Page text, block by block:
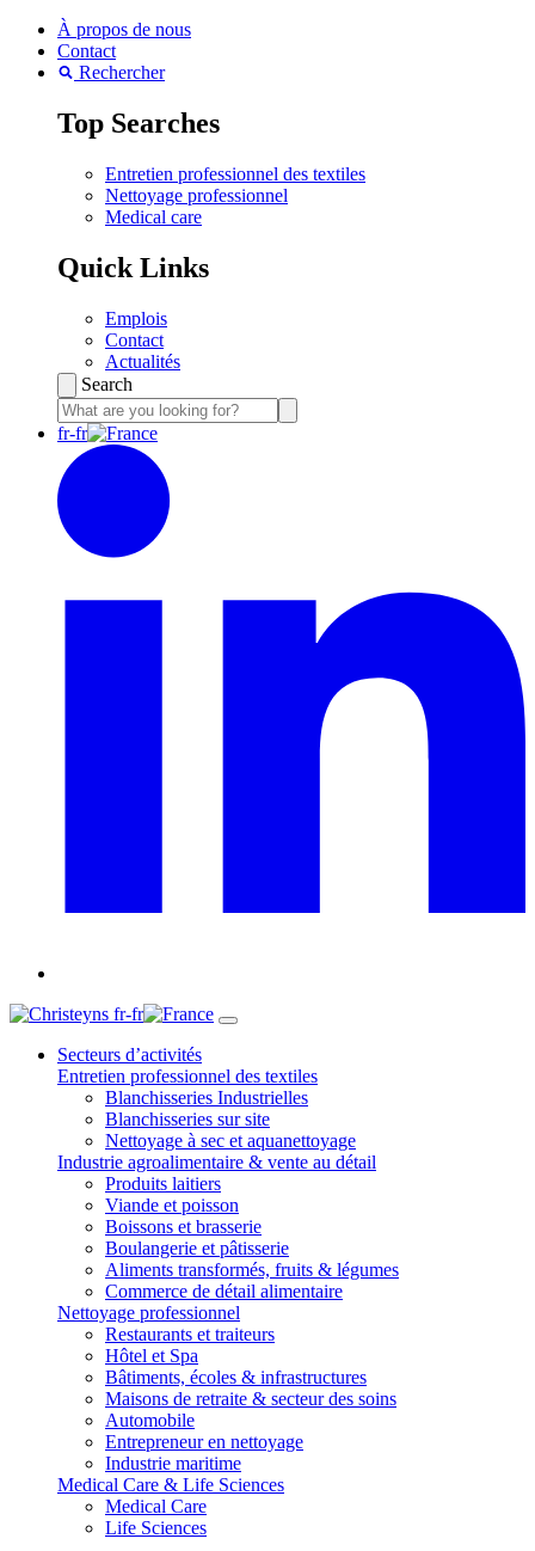
À propos de nous
Contact
Rechercher
Top Searches
Entretien professionnel des textiles
Nettoyage professionnel
Medical care
Quick Links
Emplois
Contact
Actualités
Search
fr-fr
fr-fr
Secteurs d’activités
Entretien professionnel des textiles
Blanchisseries Industrielles
Blanchisseries sur site
Nettoyage à sec et aquanettoyage
Industrie agroalimentaire & vente au détail
Produits laitiers
Viande et poisson
Boissons et brasserie
Boulangerie et pâtisserie
Aliments transformés, fruits & légumes
Commerce de détail alimentaire
Nettoyage professionnel
Restaurants et traiteurs
Hôtel et Spa
Bâtiments, écoles & infrastructures
Maisons de retraite & secteur des soins
Automobile
Entrepreneur en nettoyage
Industrie maritime
Medical Care & Life Sciences
Medical Care
Life Sciences